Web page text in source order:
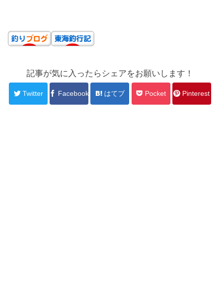
記事が気に入ったらシェアをお願いします！
Twitter Facebook はてブ Pocket Pinterest